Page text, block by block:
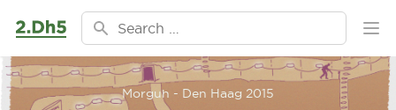
Ga naar de inhoud
Search for:
Morguh - Den Haag 2015